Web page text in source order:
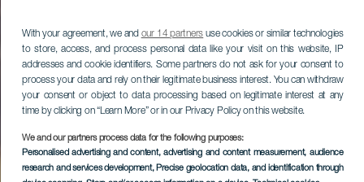
With your agreement, we and our 14 partners use cookies or similar technologies
to store, access, and process personal data like your visit on this website, IP
addresses and cookie identifiers. Some partners do not ask for your consent to
process your data and rely on their legitimate business interest. You can withdraw
your consent or object to data processing based on legitimate interest at any
time by clicking on “Learn More” or in our Privacy Policy on this website.
We and our partners process data for the following purposes:
Personalised advertising and content, advertising and content measurement, audience
research and services development, Precise geolocation data, and identification through